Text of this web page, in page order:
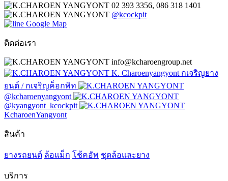
02 393 3356, 086 318 1401
@kcockpit
Google Map
ติดต่อเรา
info@kcharoengroup.net
K. Charoenyangyont กเจริญยาง
ยนต์ / กเจริญค็อกพิท
@kcharoenyangyont
@kyangyont_kcockpit
KcharoenYangyont
สินค้า
ยางรถยนต์ ล้อแม็ก โช้คอัพ ชุดล้อและยาง
บริการ